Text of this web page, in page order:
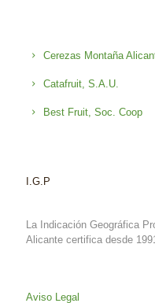
Cerezas Montaña
Catafruit, S.A.U.
Best Fruit, Soc. Coop
I.G.P
La Indicación Geográfica
Alicante certifica desde
Aviso Legal